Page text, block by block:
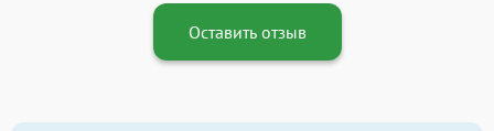
Оставить отзыв